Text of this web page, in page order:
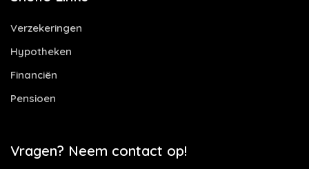
Verzekeringen
Hypotheken
Financiën
Pensioen
Vragen? Neem contact op!